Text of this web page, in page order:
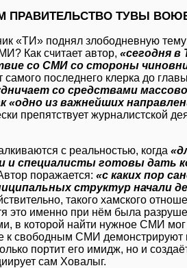
ПРАВИТЕЛЬСТВО ТУВЫ
«ТИ» поднял злободневную
Как считает автор, «сегодня
со СМИ со стороны
самого последнего клерка до
со средствами
«одно из важнейших
препятствует журналистской
с реальностью, когда
и специалисты готовы дать
поражается: «с каких пор
структур начали
такого хамского
это именно при нём была
в которой найти нужное СМИ
к свободным СМИ
портит его имидж, но и
сам Ховалыг.